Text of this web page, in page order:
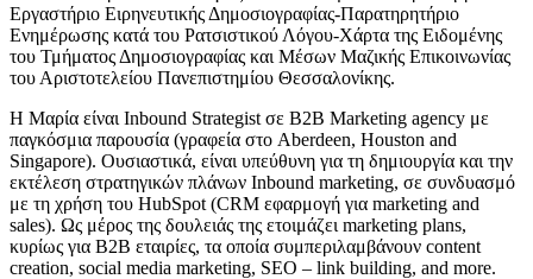
Εργαστήριο Ειρηνευτικής Δημοσιογραφίας-Παρατηρητήριο
Ενημέρωσης κατά του Ρατσιστικού Λόγου-Χάρτα της Ειδομένης
του Τμήματος Δημοσιογραφίας και Μέσων Μαζικής Επικοινωνίας
του Αριστοτελείου Πανεπιστημίου Θεσσαλονίκης.
Η Μαρία είναι Inbound Strategist σε B2B Marketing agency με
παγκόσμια παρουσία (γραφεία στο Aberdeen, Houston and
Singapore). Ουσιαστικά, είναι υπεύθυνη για τη δημιουργία και την
εκτέλεση στρατηγικών πλάνων Inbound marketing, σε συνδυασμό
με τη χρήση του HubSpot (CRM εφαρμογή για marketing and
sales). Ως μέρος της δουλειάς της ετοιμάζει marketing plans,
κυρίως για B2B εταιρίες, τα οποία συμπεριλαμβάνουν content
creation, social media marketing, SEO – link building, and more.